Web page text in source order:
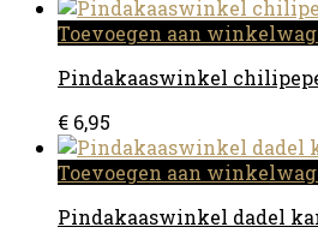
Toevoegen aan
Pindakaaswinkel
€ 6,95
Toevoegen aan
Pindakaaswinkel dadel